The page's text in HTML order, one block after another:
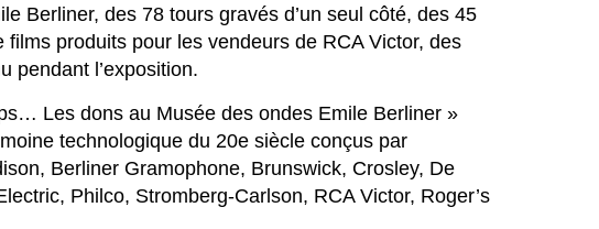
Berliner, des 78 tours gravés d’un seul côté, des 45
produits pour les vendeurs de RCA Victor, des
pendant l’exposition.
Les dons au Musée des ondes Emile Berliner »
technologique du 20e siècle conçus par
Berliner Gramophone, Brunswick, Crosley, De
Philco, Stromberg-Carlson, RCA Victor, Roger’s